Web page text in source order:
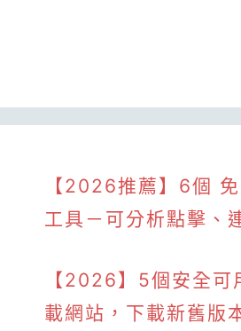
【2026推薦】6個
工具－可分析點擊、
【2026】5個安全可
載網站，下載新舊版